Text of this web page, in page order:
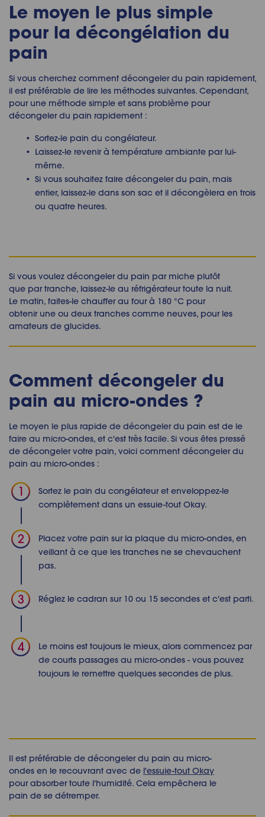
Le moyen le plus simple
pour la décongélation du
pain
Si vous cherchez comment décongeler du pain rapidement,
il est préférable de lire les méthodes suivantes. Cependant,
pour une méthode simple et sans problème pour
décongeler du pain rapidement :
Sortez-le pain du congélateur.
Laissez-le revenir à température ambiante par lui-
même.
Si vous souhaitez faire décongeler du pain, mais
entier, laissez-le dans son sac et il décongèlera en trois
ou quatre heures.
Si vous voulez décongeler du pain par miche plutôt
que par tranche, laissez-le au réfrigérateur toute la nuit.
Le matin, faites-le chauffer au four à 180 °C pour
obtenir une ou deux tranches comme neuves, pour les
amateurs de glucides.
Comment décongeler du
pain au micro-ondes ?
Le moyen le plus rapide de décongeler du pain est de le
faire au micro-ondes, et c'est très facile. Si vous êtes pressé
de décongeler votre pain, voici comment décongeler du
pain au micro-ondes :
Sortez le pain du congélateur et enveloppez-le
complètement dans un essuie-tout Okay.
Placez votre pain sur la plaque du micro-ondes, en
veillant à ce que les tranches ne se chevauchent
pas.
Réglez le cadran sur 10 ou 15 secondes et c'est parti.
Le moins est toujours le mieux, alors commencez par
de courts passages au micro-ondes - vous pouvez
toujours le remettre quelques secondes de plus.
Il est préférable de décongeler du pain au micro-
ondes en le recouvrant avec de l'essuie-tout Okay
pour absorber toute l'humidité. Cela empêchera le
pain de se détremper.